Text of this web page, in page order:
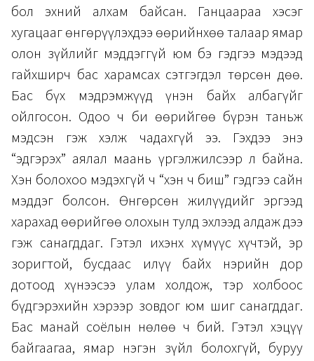
бол эхний алхам байсан. Ганцаараа хэсэг
хугацааг өнгөрүүлэхдээ өөрийнхөө талаар ямар
олон зүйлийг мэддэггүй юм бэ гэдгээ мэдээд
гайхширч бас харамсах сэтгэгдэл төрсөн дөө.
Бас бүх мэдрэмжүүд үнэн байх албагүйг
ойлгосон. Одоо ч би өөрийгөө бүрэн таньж
мэдсэн гэж хэлж чадахгүй ээ. Гэхдээ энэ
“эдгэрэх” аялал маань үргэлжилсээр л байна.
Хэн болохоо мэдэхгүй ч “хэн ч биш” гэдгээ сайн
мэддэг болсон. Өнгөрсөн жилүүдийг эргээд
харахад өөрийгөө олохын тулд эхлээд алдаж дээ
гэж санагддаг. Гэтэл ихэнх хүмүүс хүчтэй, эр
зоригтой, бусдаас илүү байх нэрийн дор
дотоод хүнээсээ улам холдож, тэр холбоос
бүдгэрэхийн хэрээр зовдог юм шиг санагддаг.
Бас манай соёлын нөлөө ч бий. Гэтэл хэцүү
байгаагаа, ямар нэгэн зүйл болохгүй, буруу